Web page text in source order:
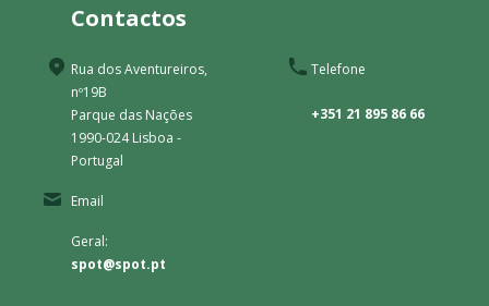
Contactos
Rua dos Aventureiros,
nº19B
Parque das Nações
1990-024 Lisboa -
Portugal
Telefone
+351 21 895 86 66
Email
Geral:
spot@spot.pt